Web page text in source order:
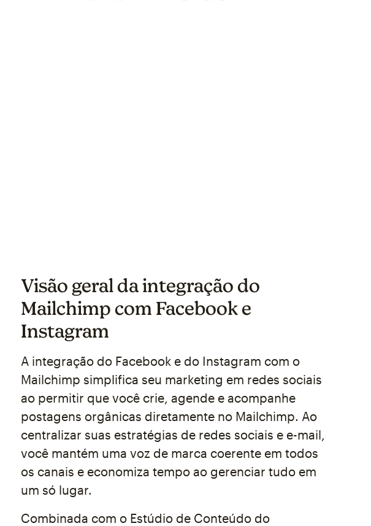
Visão geral da integração do
Mailchimp com Facebook e
Instagram
A integração do Facebook e do Instagram com o
Mailchimp simplifica seu marketing em redes sociais
ao permitir que você crie, agende e acompanhe
postagens orgânicas diretamente no Mailchimp. Ao
centralizar suas estratégias de redes sociais e e-mail,
você mantém uma voz de marca coerente em todos
os canais e economiza tempo ao gerenciar tudo em
um só lugar.
Combinada com o Estúdio de Conteúdo do